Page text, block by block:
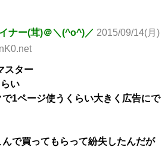
ナー(茸)＠＼(^o^)／ 2015/09/14(月)
スター
い
1ページ使うくらい大きく広告にで
で買ってもらって紛失したんだが